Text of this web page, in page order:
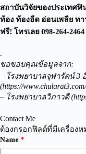
สถาบันวิจัยของประเทศ
ท้อง ท้องอืด อ่อนเพลีย ท
ฟรี! โทรเลย 098-264-2464
.
ขอขอบคุณข้อมูลจาก:
– โรงพยาบาลจุฬารัตน์ 3
(https://
– โรงพยาบาลวิภาวดี
Contact Me
ต้องกรอกฟิลด์ที่มีเครื่องห
Name *